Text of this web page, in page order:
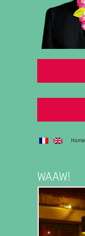
Home
WAAW!